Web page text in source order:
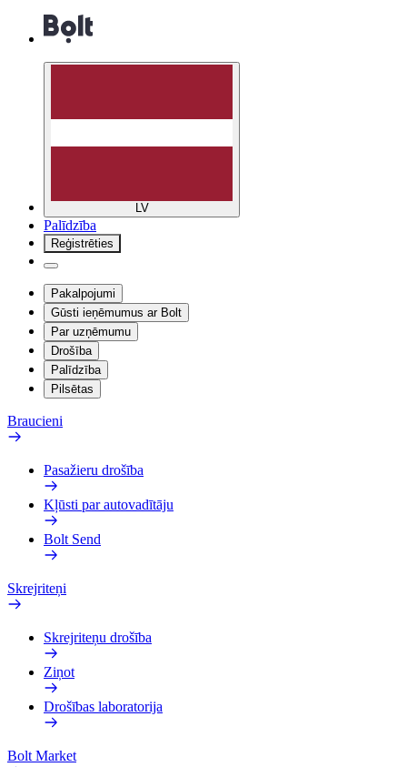
LV
Palīdzība
Reģistrēties
Pakalpojumi
Gūsti ieņēmumus ar Bolt
Par uzņēmumu
Drošība
Palīdzība
Pilsētas
Braucieni
Pasažieru drošība
Kļūsti par autovadītāju
Bolt Send
Skrejriteņi
Skrejriteņu drošība
Ziņot
Drošības laboratorija
Bolt Market